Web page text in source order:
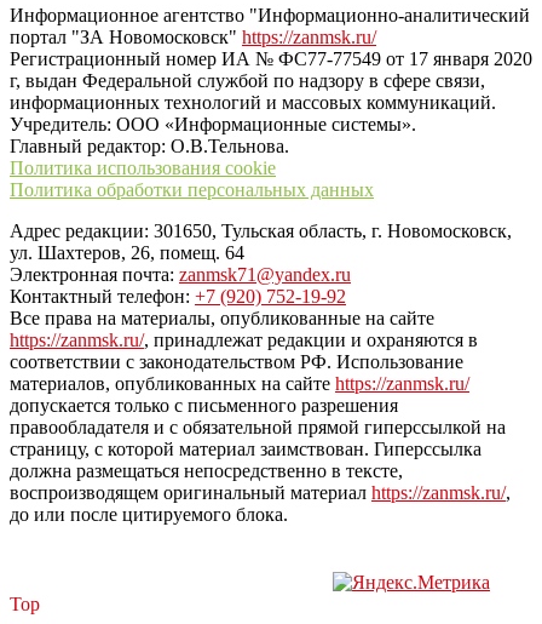
Информационное агентство "Информационно-аналитический
портал "ЗА Новомосковск" https://zanmsk.ru/
Регистрационный номер ИА № ФС77-77549 от 17 января 2020
г, выдан Федеральной службой по надзору в сфере связи,
информационных технологий и массовых коммуникаций.
Учредитель: ООО «Информационные системы».
Главный редактор: О.В.Тельнова.
Политика использования cookie
Политика обработки персональных данных
Адрес редакции: 301650, Тульская область, г. Новомосковск,
ул. Шахтеров, 26, помещ. 64
Электронная почта: zanmsk71@yandex.ru
Контактный телефон: +7 (920) 752-19-92
Все права на материалы, опубликованные на сайте
https://zanmsk.ru/, принадлежат редакции и охраняются в
соответствии с законодательством РФ. Использование
материалов, опубликованных на сайте https://zanmsk.ru/
допускается только с письменного разрешения
правообладателя и с обязательной прямой гиперссылкой на
страницу, с которой материал заимствован. Гиперссылка
должна размещаться непосредственно в тексте,
воспроизводящем оригинальный материал https://zanmsk.ru/,
до или после цитируемого блока.
Top